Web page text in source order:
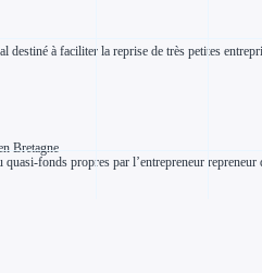
Comté
Loire
à faciliter la reprise de très petites
Bretagne
fonds propres par l’entrepreneur